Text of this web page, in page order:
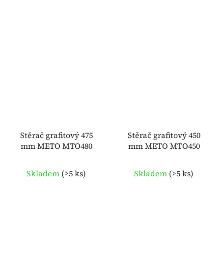
Stěrač grafitový 475
mm METO MTO480
Skladem (>5 ks)
Stěrač grafitový 450
mm METO MTO450
Skladem (>5 ks)